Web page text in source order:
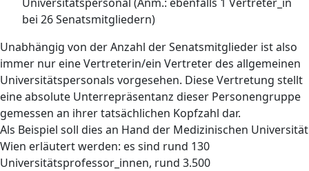
bei 26 Senatsmitgliedern)
Unabhängig von der Anzahl der Senatsmitglieder ist also
immer nur eine Vertreterin/ein Vertreter des allgemeinen
Universitätspersonals vorgesehen. Diese Vertretung stellt
eine absolute Unterrepräsentanz dieser Personengruppe
gemessen an ihrer tatsächlichen Kopfzahl dar.
Als Beispiel soll dies an Hand der Medizinischen Universität
Wien erläutert werden: es sind rund 130
Universitätsprofessor_innen, rund 3.500